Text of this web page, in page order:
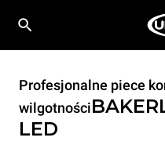
Profesjonalne piece
wilgotności
LED